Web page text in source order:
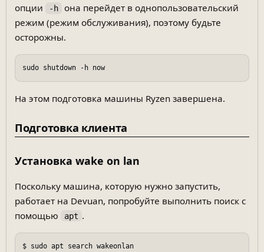
опции
-h
она перейдет в однопользовательский
режим (режим обслуживания), поэтому будьте
осторожны.
На этом подготовка машины Ryzen завершена.
Подготовка клиента
Установка wake on lan
Поскольку машина, которую нужно запустить,
работает на Devuan, попробуйте выполнить поиск с
помощью
apt .
$ sudo apt search wakeonlan